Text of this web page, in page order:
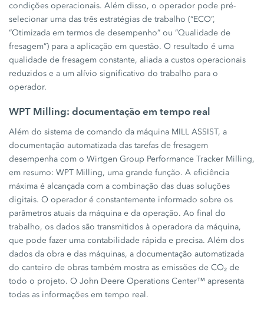
condições operacionais. Além disso, o operador pode pré-
selecionar uma das três estratégias de trabalho (“ECO”,
“Otimizada em termos de desempenho” ou “Qualidade de
fresagem”) para a aplicação em questão. O resultado é uma
qualidade de fresagem constante, aliada a custos operacionais
reduzidos e a um alívio significativo do trabalho para o
operador.
WPT Milling: documentação em tempo real
Além do sistema de comando da máquina MILL ASSIST, a
documentação automatizada das tarefas de fresagem
desempenha com o Wirtgen Group Performance Tracker Milling,
em resumo: WPT Milling, uma grande função. A eficiência
máxima é alcançada com a combinação das duas soluções
digitais. O operador é constantemente informado sobre os
parâmetros atuais da máquina e da operação. Ao final do
trabalho, os dados são transmitidos à operadora da máquina,
que pode fazer uma contabilidade rápida e precisa. Além dos
dados da obra e das máquinas, a documentação automatizada
do canteiro de obras também mostra as emissões de CO₂ de
todo o projeto. O John Deere Operations Center™ apresenta
todas as informações em tempo real.